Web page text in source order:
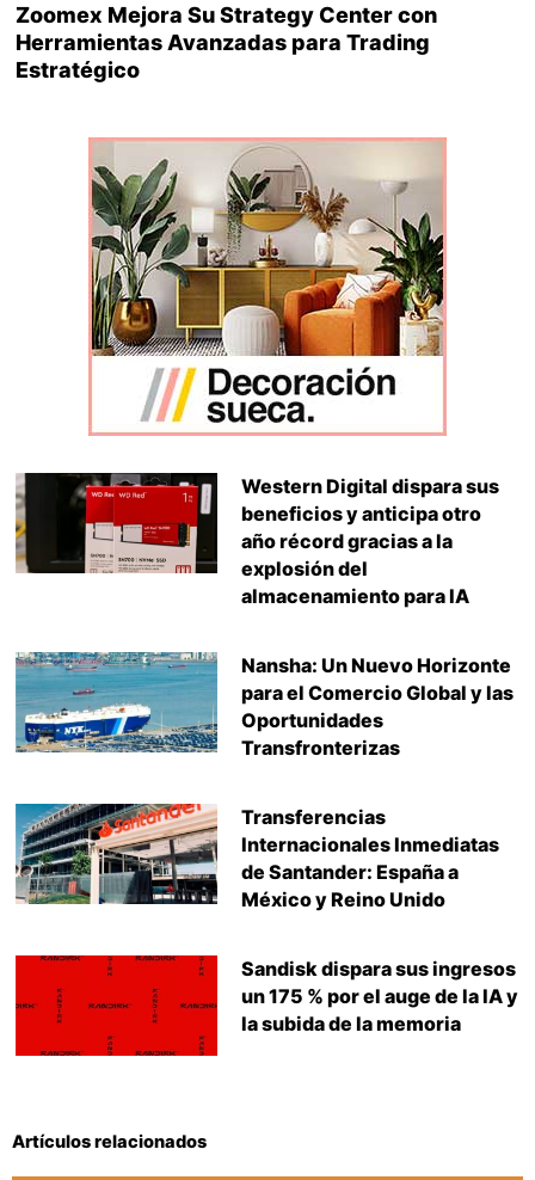
Zoomex Mejora Su Strategy Center con
Herramientas Avanzadas para Trading
Estratégico
Western Digital dispara sus
beneficios y anticipa otro
año récord gracias a la
explosión del
almacenamiento para IA
Nansha: Un Nuevo Horizonte
para el Comercio Global y las
Oportunidades
Transfronterizas
Transferencias
Internacionales Inmediatas
de Santander: España a
México y Reino Unido
Sandisk dispara sus ingresos
un 175 % por el auge de la IA y
la subida de la memoria
Artículos relacionados